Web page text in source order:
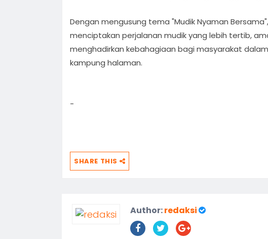
Dengan mengusung tema "Mudik Nyaman
menciptakan perjalanan mudik yang lebih tertib,
menghadirkan kebahagiaan bagi masyarakat
kampung halaman.
-
SHARE THIS
Author:redaksi